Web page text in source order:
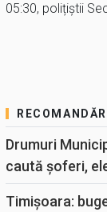
05:30, polițiștii
Drumuri
caută șoferi,
Timișoara: